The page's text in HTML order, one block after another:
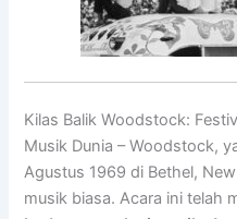
Kilas Balik Woodstock:
Musik Dunia – Woodstock,
Agustus 1969 di Bethel,
musik biasa. Acara ini telah